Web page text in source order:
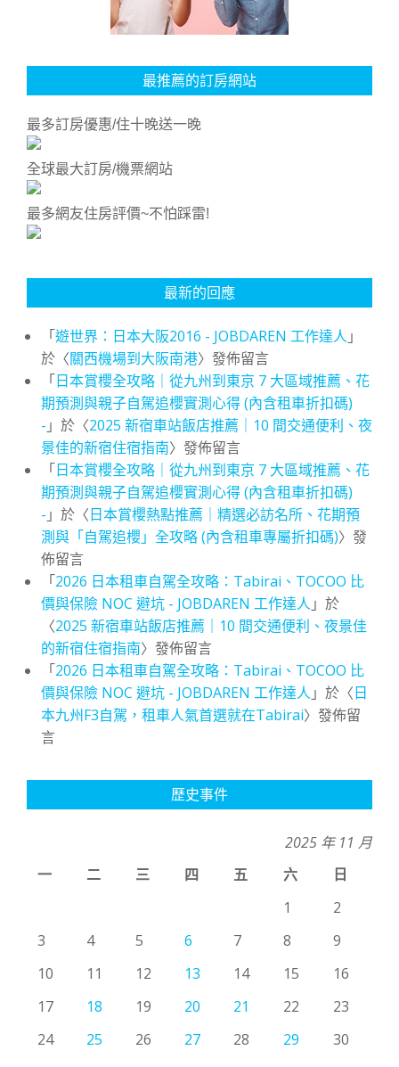
最推薦的訂房網站
最多訂房優惠/住十晚送一晚
全球最大訂房/機票網站
最多網友住房評價~不怕踩雷!
最新的回應
「遊世界：日本大阪2016 - JOBDAREN 工作達人 」
於〈關西機場到大阪南港〉發佈留言
「日本賞櫻全攻略｜從九州到東京 7 大區域推薦、花
期預測與親子自駕追櫻實測心得 (內含租車折扣碼)
- 」於〈2025 新宿車站飯店推薦｜10 間交通便利、夜
景佳的新宿住宿指南〉發佈留言
「日本賞櫻全攻略｜從九州到東京 7 大區域推薦、花
期預測與親子自駕追櫻實測心得 (內含租車折扣碼)
- 」於〈日本賞櫻熱點推薦｜精選必訪名所、花期預
測與「自駕追櫻」全攻略 (內含租車專屬折扣碼)〉發
佈留言
「2026 日本租車自駕全攻略：Tabirai、TOCOO 比
價與保險 NOC 避坑 - JOBDAREN 工作達人 」於
〈2025 新宿車站飯店推薦｜10 間交通便利、夜景佳
的新宿住宿指南〉發佈留言
「2026 日本租車自駕全攻略：Tabirai、TOCOO 比
價與保險 NOC 避坑 - JOBDAREN 工作達人 」於〈日
本九州F3自駕，租車人氣首選就在Tabirai〉發佈留
言
歷史事件
2025 年 11 月
一
二 三 四 五 六
日
1
2
3
4 5 6 7 8
9
10
11 12 13 14 15
16
17
18 19 20 21 22
23
24
25 26 27 28 29 30